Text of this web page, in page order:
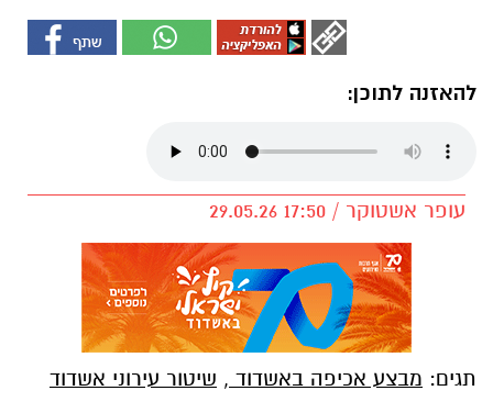
להאזנה לתוכן:
עופר אשטוקר / 17:50 29.05.26
תגים: מבצע אכיפה באשדוד , שיטור עירוני אשדוד